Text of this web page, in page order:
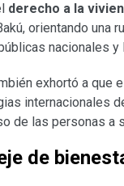
derecho a la
orientando
nacionales y
exhortó a que
internacionales
de las personas a
de